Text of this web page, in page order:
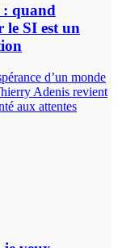
: quand
le SI est un
d’un monde
Adenis revient
aux attentes